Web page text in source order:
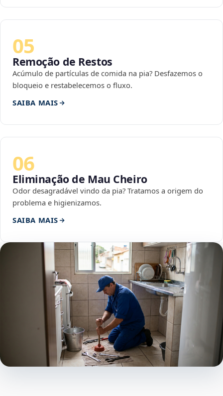
05
Remoção de Restos
Acúmulo de partículas de comida na pia? Desfazemos o
bloqueio e restabelecemos o fluxo.
SAIBA MAIS
06
Eliminação de Mau Cheiro
Odor desagradável vindo da pia? Tratamos a origem do
problema e higienizamos.
SAIBA MAIS